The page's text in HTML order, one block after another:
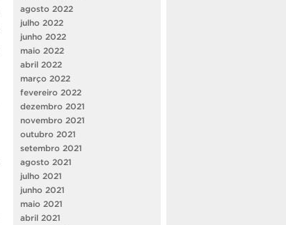
agosto 2022
julho 2022
junho 2022
maio 2022
abril 2022
março 2022
fevereiro 2022
dezembro 2021
novembro 2021
outubro 2021
setembro 2021
agosto 2021
julho 2021
junho 2021
maio 2021
abril 2021